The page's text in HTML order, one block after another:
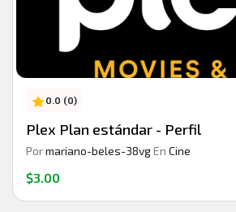
0.0 (0)
Plex Plan estándar - Perfil
Pormariano-beles-38vgEn Cine
$3.00